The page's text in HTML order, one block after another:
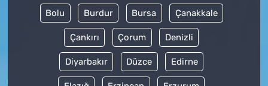
Bolu Burdur Bursa Çanakkale
Çankırı Çorum Denizli
Diyarbakır Düzce Edirne